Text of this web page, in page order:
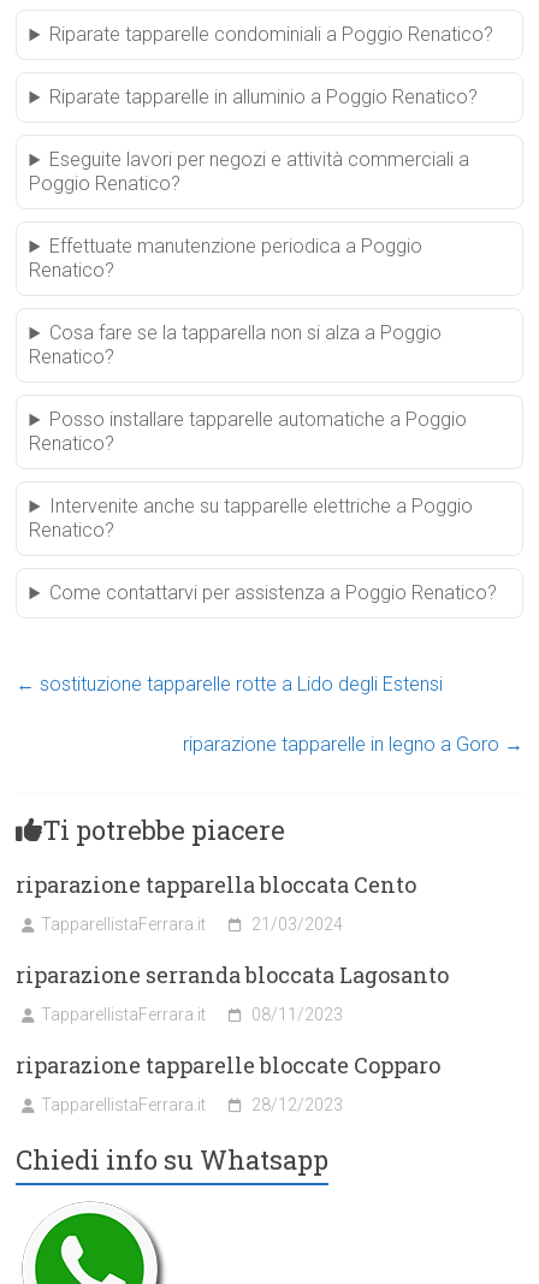
Riparate tapparelle condominiali a Poggio Renatico?
Riparate tapparelle in alluminio a Poggio Renatico?
Eseguite lavori per negozi e attività commerciali a
Poggio Renatico?
Effettuate manutenzione periodica a Poggio
Renatico?
Cosa fare se la tapparella non si alza a Poggio
Renatico?
Posso installare tapparelle automatiche a Poggio
Renatico?
Intervenite anche su tapparelle elettriche a Poggio
Renatico?
Come contattarvi per assistenza a Poggio Renatico?
← sostituzione tapparelle rotte a Lido degli Estensi
riparazione tapparelle in legno a Goro →
Ti potrebbe piacere
riparazione tapparella bloccata Cento
TapparellistaFerrara.it 21/03/2024
riparazione serranda bloccata Lagosanto
TapparellistaFerrara.it 08/11/2023
riparazione tapparelle bloccate Copparo
TapparellistaFerrara.it 28/12/2023
Chiedi info su Whatsapp